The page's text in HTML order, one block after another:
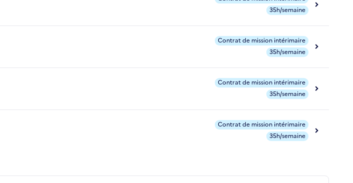
35h/semaine
Contrat de mission intérimaire
35h/semaine
Contrat de mission intérimaire
35h/semaine
Contrat de mission intérimaire
35h/semaine